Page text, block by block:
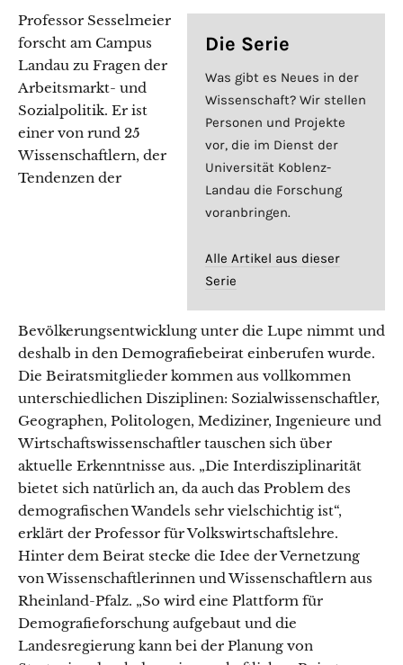
Die Serie
Was gibt es Neues in der
Wissenschaft? Wir stellen
Personen und Projekte
vor, die im Dienst der
Universität Koblenz-
Landau die Forschung
voranbringen.
Alle Artikel aus dieser
Serie
Professor Sesselmeier
forscht am Campus
Landau zu Fragen der
Arbeitsmarkt- und
Sozialpolitik. Er ist
einer von rund 25
Wissenschaftlern, der
Tendenzen der
Bevölkerungsentwicklung unter die Lupe nimmt und
deshalb in den Demografiebeirat einberufen wurde.
Die Beiratsmitglieder kommen aus vollkommen
unterschiedlichen Disziplinen: Sozialwissenschaftler,
Geographen, Politologen, Mediziner, Ingenieure und
Wirtschaftswissenschaftler tauschen sich über
aktuelle Erkenntnisse aus. „Die Interdisziplinarität
bietet sich natürlich an, da auch das Problem des
demografischen Wandels sehr vielschichtig ist“,
erklärt der Professor für Volkswirtschaftslehre.
Hinter dem Beirat stecke die Idee der Vernetzung
von Wissenschaftlerinnen und Wissenschaftlern aus
Rheinland-Pfalz. „So wird eine Plattform für
Demografieforschung aufgebaut und die
Landesregierung kann bei der Planung von